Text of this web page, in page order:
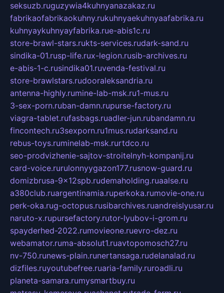
seksuzb.ruguzywia4kuhnyanazakaz.ru
fabrikaofabrikaokuhny.rukuhnyaekuhnyaafabrika.ru
kuhnyaykuhnyayfabrika.rue-abis1c.ru
store-brawl-stars.rukts-services.rudark-sand.ru
sindika-01.rusp-life.rux-legion.rusib-archives.ru
e-abis-1-c.rusindika01.ruvenda-festival.ru
store-brawlstars.rudooraleksandria.ru
antenna-highly.rumine-lab-msk.ru1-mus.ru
3-sex-porn.ruban-damn.rupurse-factory.ru
viagra-tablet.rufasbags.ruadler-jun.rubandamn.ru
fincontech.ru3sexporn.ru1mus.rudarksand.ru
rebus-toys.ruminelab-msk.rurtdco.ru
seo-prodvizhenie-sajtov-stroitelnyh-kompanij.ru
card-voice.rurulonnyygazon177.rusnow-guard.ru
domizbrusa-9x12spb.rudemaholding.ruaalse.ru
a380club.ruargentinamia.ruperkoka.rumovie-one.ru
perk-oka.rug-octopus.rusibarchives.ruandreislyusar.ru
naruto-x.rupursefactory.rutor-lyubov-i-grom.ru
spayderhed-2022.rumovieone.ruevro-dez.ru
webamator.ruma-absolut1.ruavtopomosch27.ru
nv-750.runews-plain.runertansaga.rudelanalad.ru
dizfiles.ruyoutubefree.ruaria-family.ruroadli.ru
planeta-samara.rumysmartbuy.ru